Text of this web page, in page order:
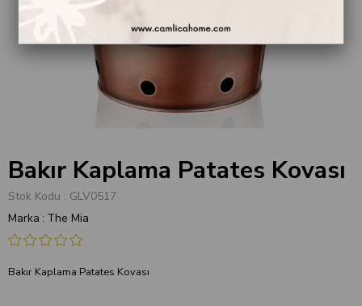
Bakır Kaplama Patates Kovası
Stok Kodu
GLV0517
Marka : The Mia
Bakır Kaplama Patates Kovası